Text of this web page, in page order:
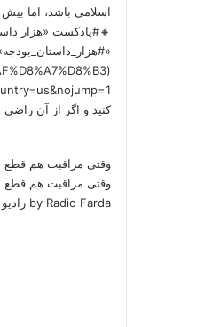
اسلامی باشد، اما
🔸#پادکست «هزار
کنید و اگر از آن راضی
وقتی مراقبت هم
وقتی مراقبت هم
by Radio Farda رادیو فردا